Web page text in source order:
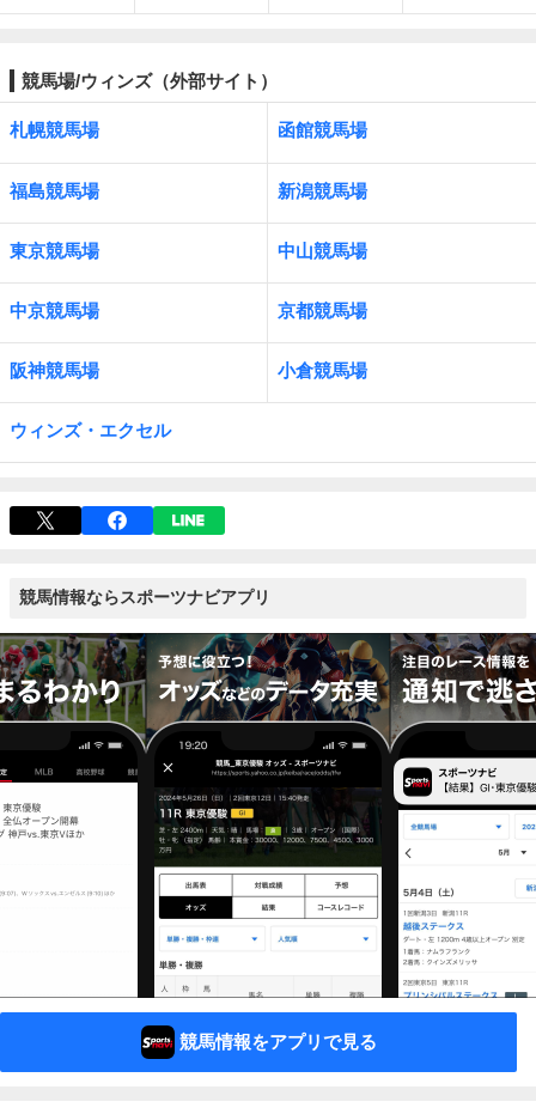
競馬場/ウィンズ（外部サイト）
札幌競馬場 函館競馬場
福島競馬場 新潟競馬場
東京競馬場 中山競馬場
中京競馬場 京都競馬場
阪神競馬場 小倉競馬場
ウィンズ・エクセル
競馬情報ならスポーツナビアプリ
競馬情報をアプリで見る